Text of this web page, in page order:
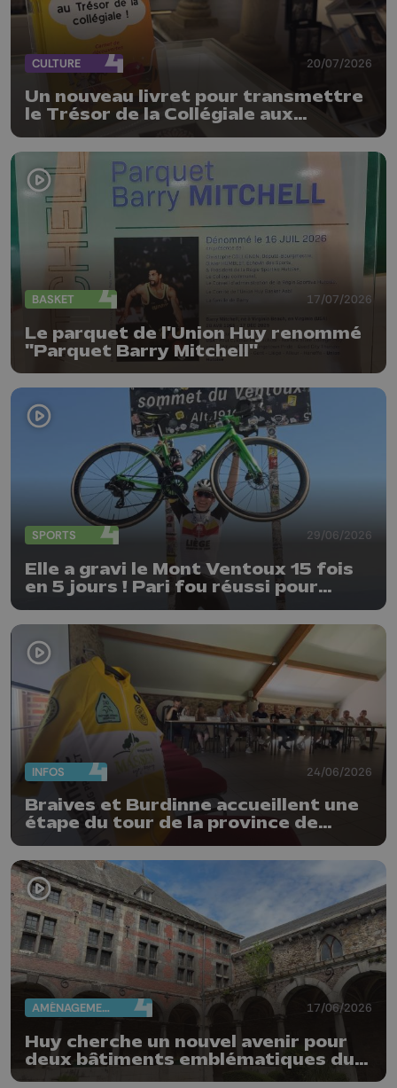
CULTURE 20/07/2026
Un nouveau livret pour transmettre
le Trésor de la Collégiale aux
BASKET 17/07/2026
Le parquet de l'Union Huy renommé
"Parquet Barry Mitchell"
SPORTS 29/06/2026
Elle a gravi le Mont Ventoux 15 fois
en 5 jours ! Pari fou réussi pour
INFOS 24/06/2026
Braives et Burdinne accueillent une
étape du tour de la province de
AMÉNAGEMENT DU TERRITOIRE 17/06/2026
Huy cherche un nouvel avenir pour
deux bâtiments emblématiques du
Vieux Huy